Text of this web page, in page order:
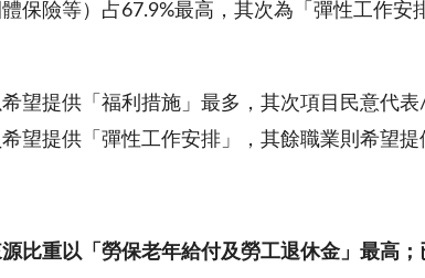
保險等）占67.9%最高，其次為「彈性工作安
望提供「福利措施」最多，其次項目民意代
望提供「彈性工作安排」，其餘職業則希望提
比重以「勞保老年給付及勞工退休金」最高